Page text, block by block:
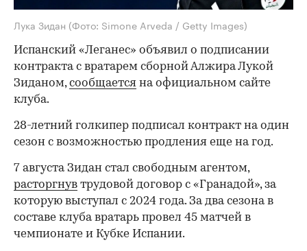
Лука Зидан (Фото: Simone Arveda / Getty Images)
Испанский «Леганес» объявил о подписании
контракта с вратарем сборной Алжира Лукой
Зиданом,сообщается на официальном сайте
клуба.
28-летний голкипер подписал контракт на один
сезон с возможностью продления еще на год.
7 августа Зидан стал свободным агентом,
расторгнув трудовой договор с «Гранадой», за
которую выступал с 2024 года. За два сезона в
составе клуба вратарь провел 45 матчей в
чемпионате и Кубке Испании.